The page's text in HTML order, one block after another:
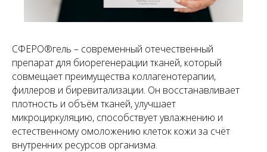
СФЕРО®гель – современный отечественный
препарат для биорегенерации тканей, который
совмещает преимущества коллагенотерапии,
филлеров и биревитализации. Он восстанавливает
плотность и объём тканей, улучшает
микроциркуляцию, способствует увлажнению и
естественному омоложению клеток кожи за счёт
внутренних ресурсов организма.